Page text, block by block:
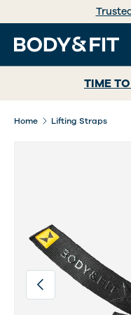
GA NAAR INHOUD
Zoeken
TIME
Home Lifting Straps
Vorige